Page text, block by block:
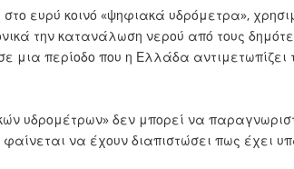
ευρύ κοινό «ψηφιακά υδρόμετρα»,
την κατανάλωση νερού από τους
μια περίοδο που η Ελλάδα αντιμετωπίζει
υδρομέτρων» δεν μπορεί να
να έχουν διαπιστώσει πως έχει